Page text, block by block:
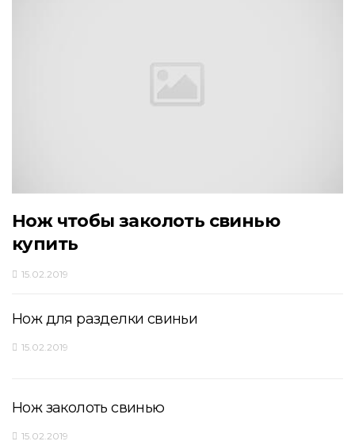
Нож чтобы заколоть свинью
купить
15.02.2019
Нож для разделки свиньи
15.02.2019
Нож заколоть свинью
15.02.2019